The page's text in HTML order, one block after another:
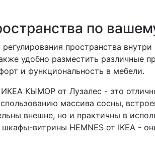
по
пространства
удобно разместить различные
и функциональность в мебели.
КЫМОР от Лузалес - это
массива сосны,
внешне, но и практичны в
витрины HEMNES от IKEA -